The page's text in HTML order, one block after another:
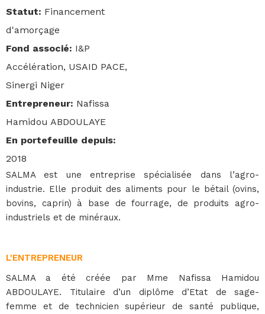
Statut: Financement
d'amorçage
Fond associé: I&P
Accélération, USAID PACE,
Sinergi Niger
Entrepreneur: Nafissa
Hamidou ABDOULAYE
En portefeuille depuis:
2018
SALMA est une entreprise spécialisée dans l’agro-
industrie. Elle produit des aliments pour le bétail (ovins,
bovins, caprin) à base de fourrage, de produits agro-
industriels et de minéraux.
L'ENTREPRENEUR
SALMA a été créée par Mme Nafissa Hamidou
ABDOULAYE. Titulaire d’un diplôme d’Etat de sage-
femme et de technicien supérieur de santé publique,